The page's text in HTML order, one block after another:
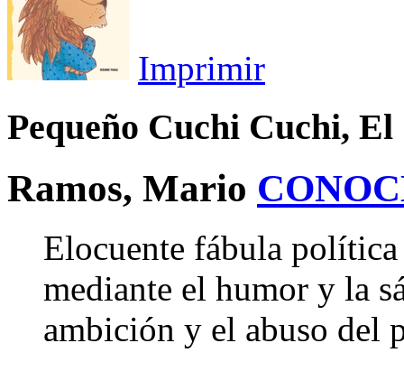
Imprimir
Pequeño Cuchi Cuchi, El
Ramos, Mario
Elocuente fábula política
mediante el humor y la
ambición y el abuso del